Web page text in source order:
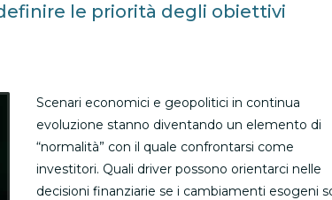
le priorità degli obiettivi
Scenari economici e geopolitici in continua
evoluzione stanno diventando un elemento di
“normalità” con il quale confrontarsi come
investitori. Quali driver possono orientarci nelle
decisioni finanziarie se i cambiamenti esogeni